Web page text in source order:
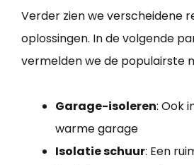
Verder zien we verscheidene
oplossingen. In de volgende
vermelden we de populairste
Garage-isoleren: Ook
warme garage
Isolatie schuur: Een